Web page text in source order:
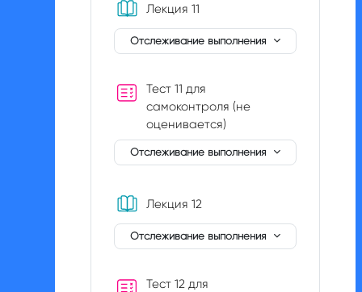
Лекция 11
Отслеживание выполнения
Тест 11 для
самоконтроля (не
оценивается)
Отслеживание выполнения
Лекция 12
Отслеживание выполнения
Тест 12 для